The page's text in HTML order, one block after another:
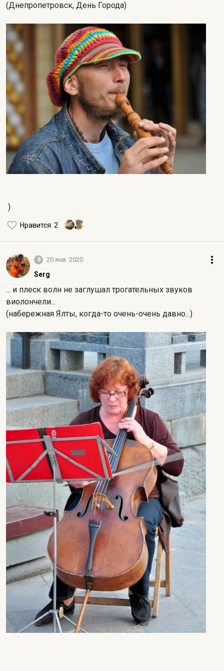
(Днепропетровск, День Города)
)
Нравится: 2
9 20 янв. 2020
Serg
... и плеск волн не заглушал трогательных звуков
виолончели...
(набережная Ялты, когда-то очень-очень давно...)